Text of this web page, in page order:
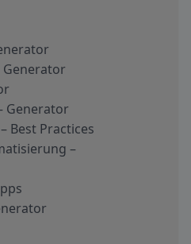
Generator
Generator
Best Practices
–